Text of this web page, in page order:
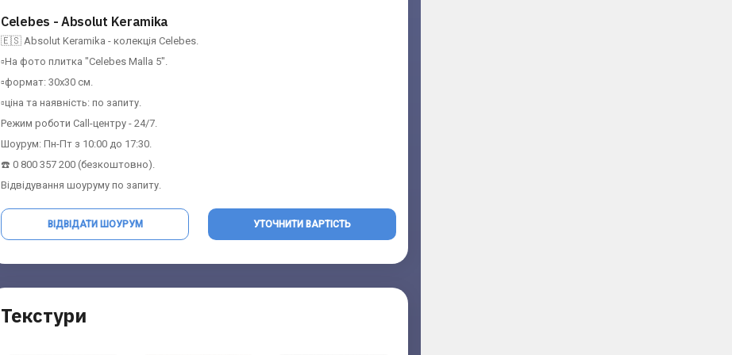
Celebes - Absolut Keramika
🇪🇸 Absolut Keramika - колекція Celebes.
▫️На фото плитка "Celebes Malla 5".
▫️формат: 30x30 см.
▫️ціна та наявність: по запиту.
Режим роботи Call-центру - 24/7.
Шоурум: Пн-Пт з 10:00 до 17:30.
☎️ 0 800 357 200 (безкоштовно).
Відвідування шоуруму по запиту.
ВІДВІДАТИ ШОУРУМ УТОЧНИТИ ВАРТІСТЬ
Текстури